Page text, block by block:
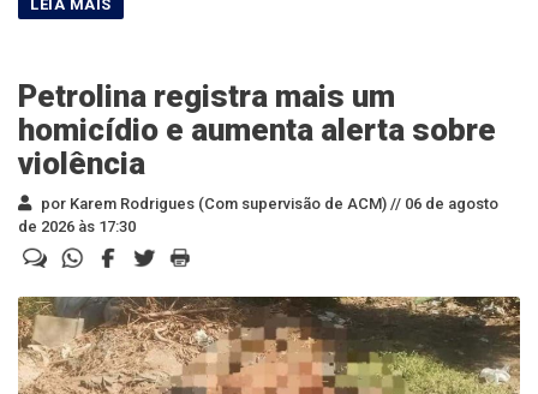
Petrolina registra mais um
homicídio e aumenta alerta sobre
violência
por Karem Rodrigues (Com supervisão de ACM) // 06 de agosto
de 2026 às 17:30